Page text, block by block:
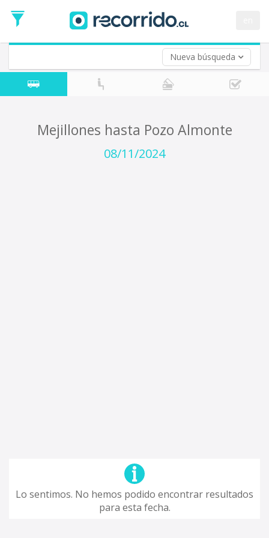
Nueva búsqueda
de
Ida
Vuelta (opcional)
Fecha
de
Mejillones hasta Pozo Almonte
08/11/2024
Lo sentimos. No hemos podido encontrar resultados
para esta fecha.